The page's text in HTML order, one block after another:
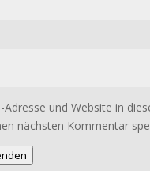
Adresse und Website in
nächsten Kommentar